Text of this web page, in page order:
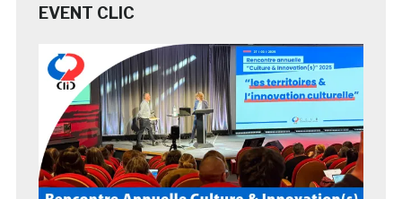
EVENT CLIC